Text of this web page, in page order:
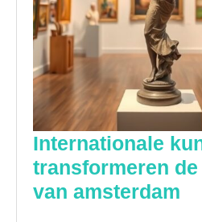
Internationale
transformeren
van amsterdam